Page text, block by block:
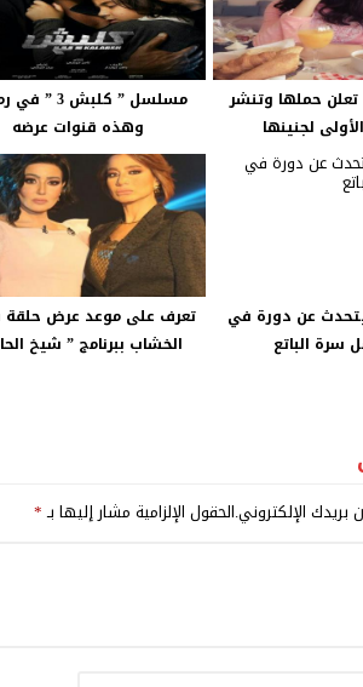
حملها وتنشر
لجنينها
مسلسل ” كلبش 3
وهذه قنوات عرضه
عن دورة في
الباتع
تعرف على موعد عرض
الخشاب ببرنامج ” شيخ
بريدك الإلكتروني.الحقول الإلزامية مشار إليها بـ*